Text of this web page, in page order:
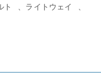
ト
ライトウェイ